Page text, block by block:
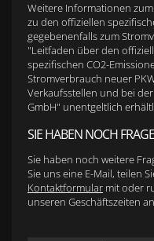
Weitere Informationen
zu den offiziellen
gegebenenfalls zum
"Leitfaden über den
spezifischen CO2-
Stromverbrauch neuer
Verkaufsstellen und bei
GmbH" unentgeltlich
SIE HABEN NOCH
Sie haben noch weitere
Sie uns eine E-Mail, teilen
Kontaktformular mit oder
unseren Geschäftszeiten